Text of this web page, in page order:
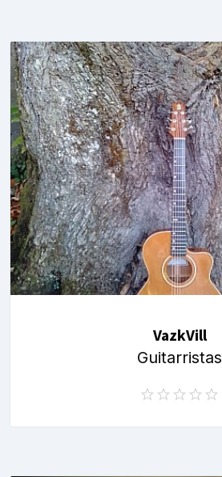
VazkVill
Guitarristas